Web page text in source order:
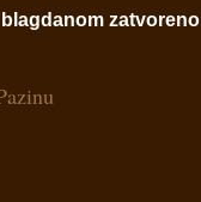
zatvoreno